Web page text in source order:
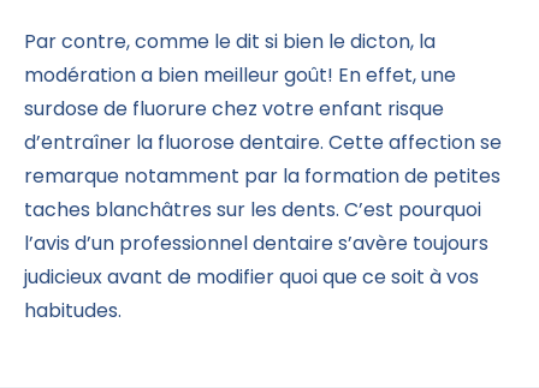
Par contre, comme le dit si bien le dicton, la
modération a bien meilleur goût! En effet, une
surdose de fluorure chez votre enfant risque
d’entraîner la fluorose dentaire. Cette affection se
remarque notamment par la formation de petites
taches blanchâtres sur les dents. C’est pourquoi
l’avis d’un professionnel dentaire s’avère toujours
judicieux avant de modifier quoi que ce soit à vos
habitudes.